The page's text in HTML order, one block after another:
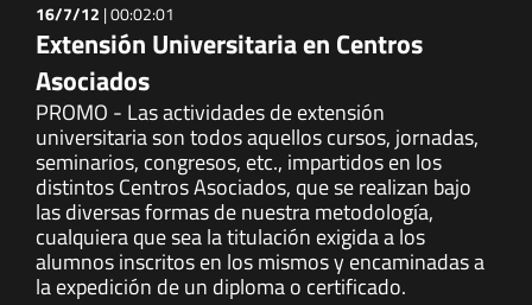
16/7/12 |00:02:01
Extensión Universitaria en Centros
Asociados
PROMO - Las actividades de extensión
universitaria son todos aquellos cursos, jornadas,
seminarios, congresos, etc., impartidos en los
distintos Centros Asociados, que se realizan bajo
las diversas formas de nuestra metodología,
cualquiera que sea la titulación exigida a los
alumnos inscritos en los mismos y encaminadas a
la expedición de un diploma o certificado.